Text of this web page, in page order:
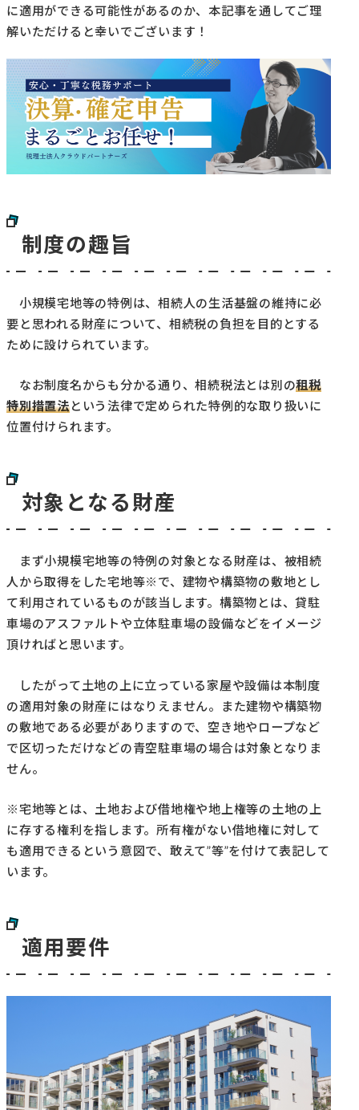
に適用ができる可能性があるのか、本記事を通してご理
解いただけると幸いでございます！
制度の趣旨
小規模宅地等の特例は、相続人の生活基盤の維持に必
要と思われる財産について、相続税の負担を目的とする
ために設けられています。
なお制度名からも分かる通り、相続税法とは別の租税
特別措置法という法律で定められた特例的な取り扱いに
位置付けられます。
対象となる財産
まず小規模宅地等の特例の対象となる財産は、被相続
人から取得をした宅地等※で、建物や構築物の敷地とし
て利用されているものが該当します。構築物とは、貸駐
車場のアスファルトや立体駐車場の設備などをイメージ
頂ければと思います。
したがって土地の上に立っている家屋や設備は本制度
の適用対象の財産にはなりえません。また建物や構築物
の敷地である必要がありますので、空き地やロープなど
で区切っただけなどの青空駐車場の場合は対象となりま
せん。
※宅地等とは、土地および借地権や地上権等の土地の上
に存する権利を指します。所有権がない借地権に対して
も適用できるという意図で、敢えて”等”を付けて表記して
います。
適用要件